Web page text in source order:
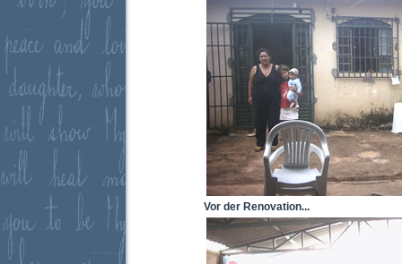
Vor der Renovation...